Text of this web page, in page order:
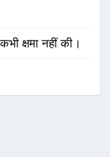
क्षमा नहीं की।